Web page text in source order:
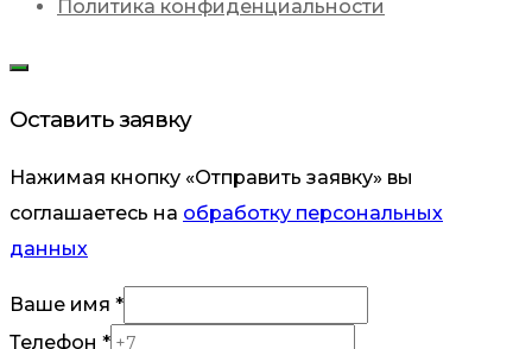
Политика конфиденциальности
Оставить заявку
Нажимая кнопку «Отправить заявку» вы
соглашаетесь на обработку персональных
данных
Ваше имя *
Ваше
Телефон *